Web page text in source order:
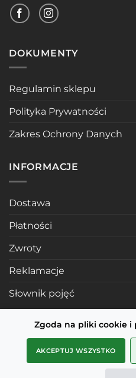
Zgoda na pliki cookie i
AKCEPTUJ WSZYSTKO
DOKUMENTY
Regulamin sklepu
Polityka Prywatności
Zakres Ochrony Danych
INFORMACJE
Dostawa
Płatności
Zwroty
Reklamacje
Słownik pojęć
POLECANE STRONY
Profile mosiężne